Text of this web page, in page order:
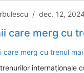
/ dec. 12,
care merg cu
internaționale